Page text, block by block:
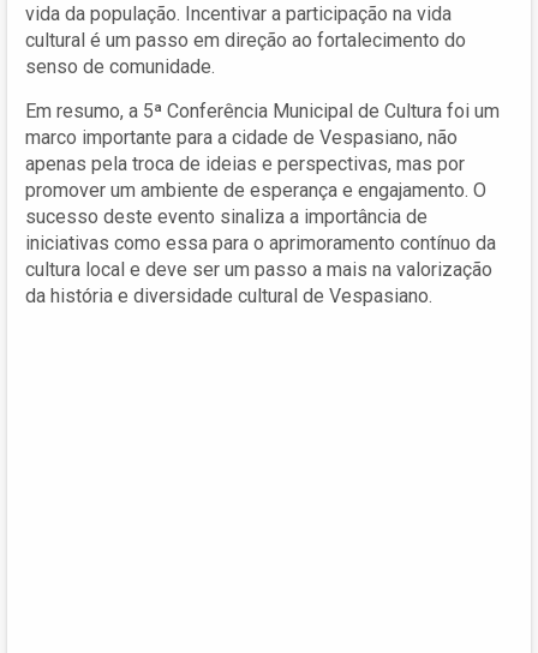
vida da população. Incentivar a participação na vida
cultural é um passo em direção ao fortalecimento do
senso de comunidade.
Em resumo, a 5ª Conferência Municipal de Cultura foi um
marco importante para a cidade de Vespasiano, não
apenas pela troca de ideias e perspectivas, mas por
promover um ambiente de esperança e engajamento. O
sucesso deste evento sinaliza a importância de
iniciativas como essa para o aprimoramento contínuo da
cultura local e deve ser um passo a mais na valorização
da história e diversidade cultural de Vespasiano.